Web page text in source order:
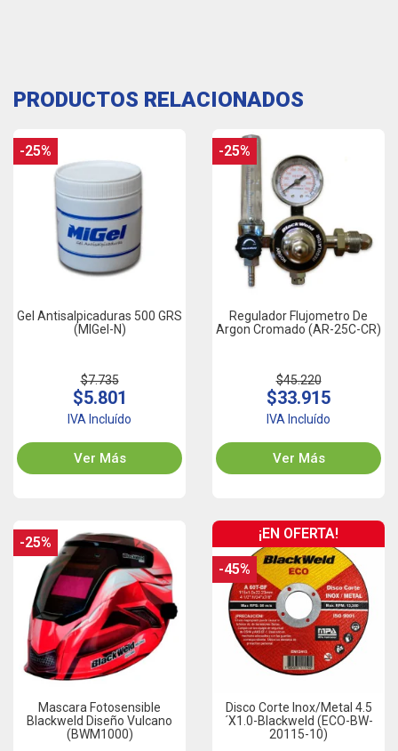
PRODUCTOS RELACIONADOS
Gel Antisalpicaduras 500 GRS
(MIGel-N)
$7.735
$5.801
IVA Incluído
Ver Más
-25%
Regulador Flujometro De
Argon Cromado (AR-25C-CR)
$45.220
$33.915
IVA Incluído
Ver Más
-25%
Mascara Fotosensible
Blackweld Diseño Vulcano
(BWM1000)
-25%
Disco Corte Inox/Metal 4.5
´x1.0-Blackweld (ECO-BW-
20115-10)
¡EN OFERTA!
-45%